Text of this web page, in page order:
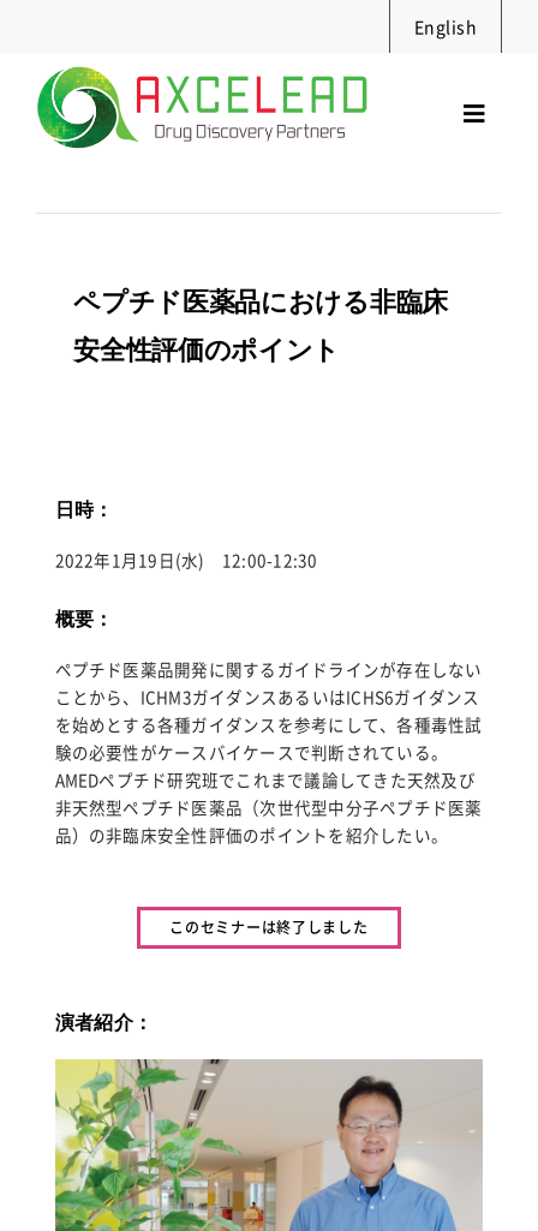
content
English
Search
ペプチド医薬品における非臨床
安全性評価のポイント
日時：
2022年1月19日(水) 12:00-12:30
概要：
ペプチド医薬品開発に関するガイドラインが存在しない
ことから、ICHM3ガイダンスあるいはICHS6ガイダンス
を始めとする各種ガイダンスを参考にして、各種毒性試
験の必要性がケースバイケースで判断されている。
AMEDペプチド研究班でこれまで議論してきた天然及び
非天然型ペプチド医薬品（次世代型中分子ペプチド医薬
品）の非臨床安全性評価のポイントを紹介したい。
このセミナーは終了しました
演者紹介：